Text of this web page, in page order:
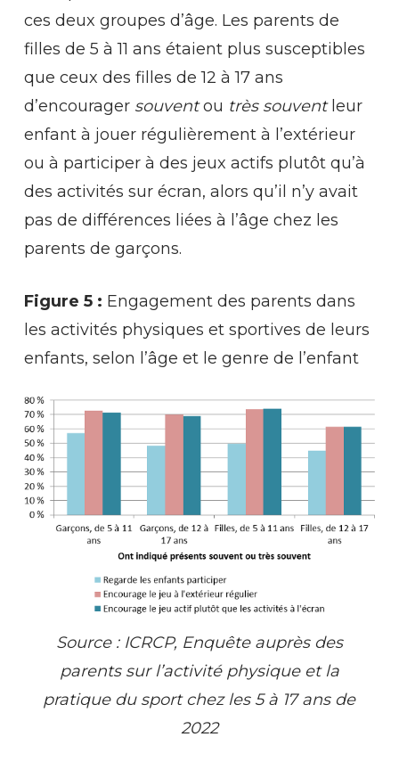
ces deux groupes d’âge. Les parents de
filles de 5 à 11 ans étaient plus susceptibles
que ceux des filles de 12 à 17 ans
d’encourager souventou très souvent leur
enfant à jouer régulièrement à l’extérieur
ou à participer à des jeux actifs plutôt qu’à
des activités sur écran, alors qu’il n’y avait
pas de différences liées à l’âge chez les
parents de garçons.
Figure 5 : Engagement des parents dans
les activités physiques et sportives de leurs
enfants, selon l’âge et le genre de l’enfant
Source : ICRCP, Enquête auprès des
parents sur l’activité physique et la
pratique du sport chez les 5 à 17 ans de
2022